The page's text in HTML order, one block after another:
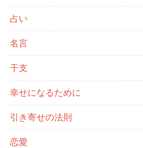
占い
名言
干支
幸せになるために
引き寄せの法則
恋愛